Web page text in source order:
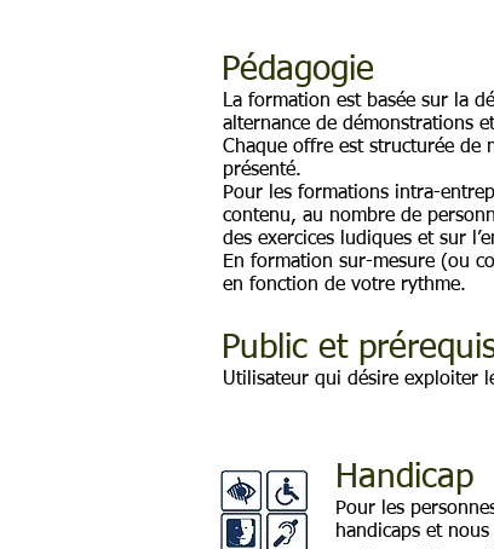
Pédagogie
La formation est basée sur la
alternance de démonstrations
Chaque offre est structurée de
présenté.
Pour les formations intra-
contenu, au nombre de
des exercices ludiques et sur
En formation sur-mesure (ou
en fonction de votre rythme.
Public et
Utilisateur qui désire exploiter
Handicap
Pour les
handicaps et